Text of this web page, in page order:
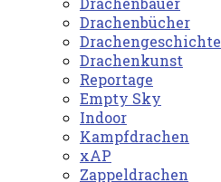
Drachenbücher
Drachengeschichte
Drachenkunst
Reportage
Empty Sky
Indoor
Kampfdrachen
xAP
Zappeldrachen